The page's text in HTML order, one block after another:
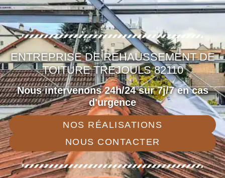
ENTREPRISE DE REHAUSSEMENT DE
TOITURE TREJOULS 82110
Nous intervenons 24h/24 sur 7j/7 en cas
d'urgence
NOS RÉALISATIONS
NOUS CONTACTER